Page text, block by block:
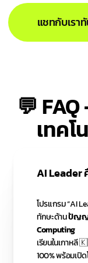
แชทกับเรา
💬
เทคโ
AI Leader
โปรแกรม “AI
ทักษะด้านปัญญ
Computing
เรียนในเกาหลี
100% พร้อมเปิ